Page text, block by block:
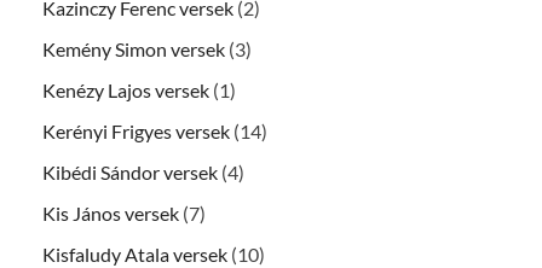
Kazinczy Ferenc versek (2)
Kemény Simon versek (3)
Kenézy Lajos versek (1)
Kerényi Frigyes versek (14)
Kibédi Sándor versek (4)
Kis János versek (7)
Kisfaludy Atala versek (10)